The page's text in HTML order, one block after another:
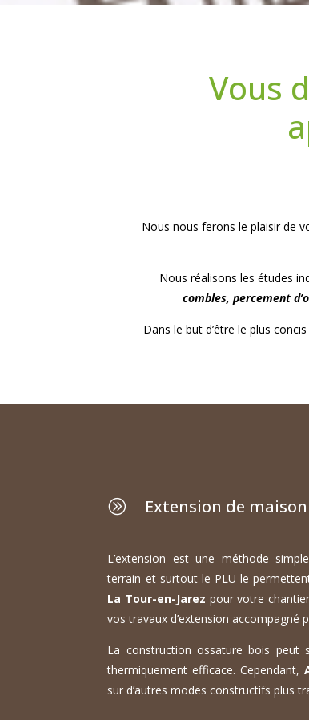
Vous
Nous nous ferons le plaisir de
Nous réalisons les études
combles, percement
Dans le but d’être le plus
A Extension de
L’extension est une méthode
terrain et surtout le PLU le
La Tour-en-Jarez pour votre
vos travaux d’extension accompagné
La construction ossature bois peut
thermiquement efficace. Cependant,
sur d’autres modes constructifs plus